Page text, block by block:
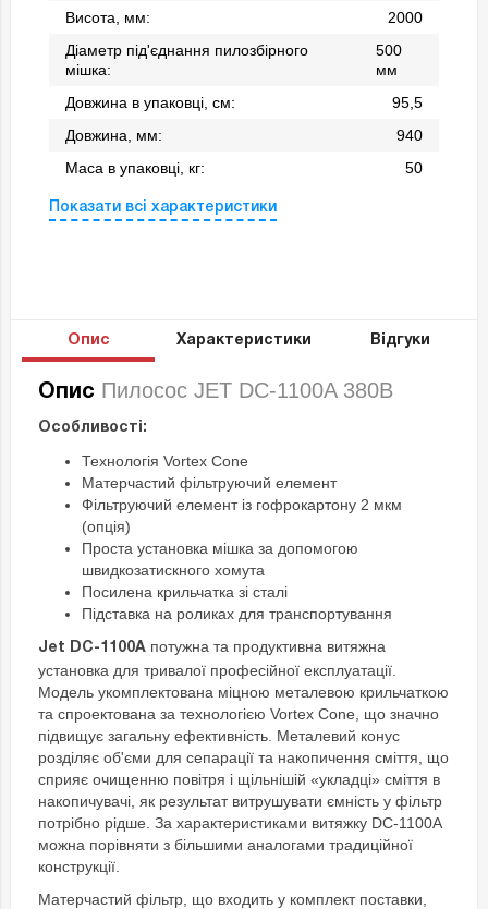
Висота, мм:
2000
Діаметр під'єднання пилозбірного
мішка:
500
мм
Довжина в упаковці, см:
95,5
Довжина, мм:
940
Маса в упаковці, кг:
50
Показати всі характеристики
Опис Характеристики Відгуки
Опис Пилосос JET DC-1100A 380В
Особливості:
Технологія Vortex Cone
Матерчастий фільтруючий елемент
Фільтруючий елемент із гофрокартону 2 мкм
(опція)
Проста установка мішка за допомогою
швидкозатискного хомута
Посилена крильчатка зі сталі
Підставка на роликах для транспортування
Jet DC-1100A потужна та продуктивна витяжна
установка для тривалої професійної експлуатації.
Модель укомплектована міцною металевою крильчаткою
та спроектована за технологією Vortex Cone, що значно
підвищує загальну ефективність. Металевий конус
розділяє об'єми для сепарації та накопичення сміття, що
сприяє очищенню повітря і щільнішій «укладці» сміття в
накопичувачі, як результат витрушувати ємність у фільтр
потрібно рідше. За характеристиками витяжку DC-1100A
можна порівняти з більшими аналогами традиційної
конструкції.
Матерчастий фільтр, що входить у комплект поставки,